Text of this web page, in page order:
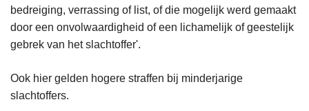
bedreiging, verrassing of list, of die mogelijk werd gemaakt
door een onvolwaardigheid of een lichamelijk of geestelijk
gebrek van het slachtoffer'.
Ook hier gelden hogere straffen bij minderjarige
slachtoffers.